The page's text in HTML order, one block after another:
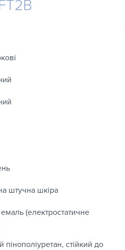
штучна шкіра
(електростатичне
стійкий до